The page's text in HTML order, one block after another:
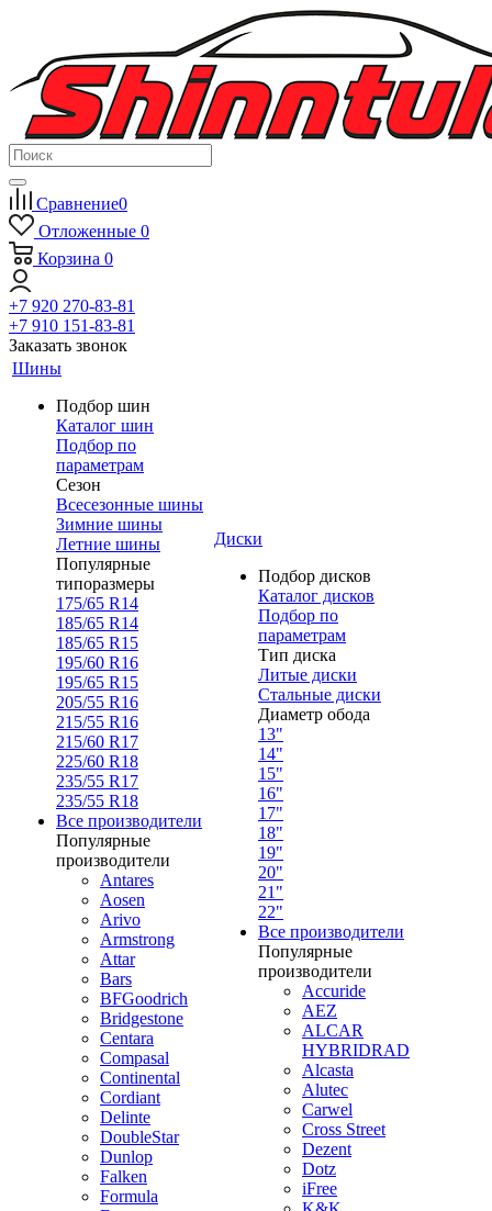
Сравнение0
Отложенные 0
Корзина 0
+7 920 270-83-81
+7 910 151-83-81
Заказать звонок
Шины
Подбор шин
Каталог шин
Подбор по
параметрам
Сезон
Всесезонные шины
Зимние шины
Летние шины
Популярные
типоразмеры
175/65 R14
185/65 R14
185/65 R15
195/60 R16
195/65 R15
205/55 R16
215/55 R16
215/60 R17
225/60 R18
235/55 R17
235/55 R18
Все производители
Популярные
производители
Antares
Aosen
Arivo
Armstrong
Attar
Bars
BFGoodrich
Bridgestone
Centara
Compasal
Continental
Cordiant
Delinte
DoubleStar
Dunlop
Falken
Formula
Диски
Подбор дисков
Каталог дисков
Подбор по
параметрам
Тип диска
Литые диски
Стальные диски
Диаметр обода
13"
14"
15"
16"
17"
18"
19"
20"
21"
22"
Все производители
Популярные
производители
Accuride
AEZ
ALCAR
HYBRIDRAD
Alcasta
Alutec
Carwel
Cross Street
Dezent
Dotz
iFree